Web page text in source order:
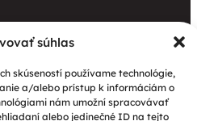
súhlas
skúseností používame technológie,
a/alebo prístup k informáciám o
nám umožní spracovávať
alebo jedinečné ID na tejto
Spišskej katolíckej
charity prinieslo